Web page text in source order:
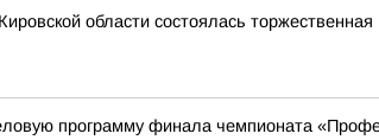
области состоялась
программу финала чемпионата